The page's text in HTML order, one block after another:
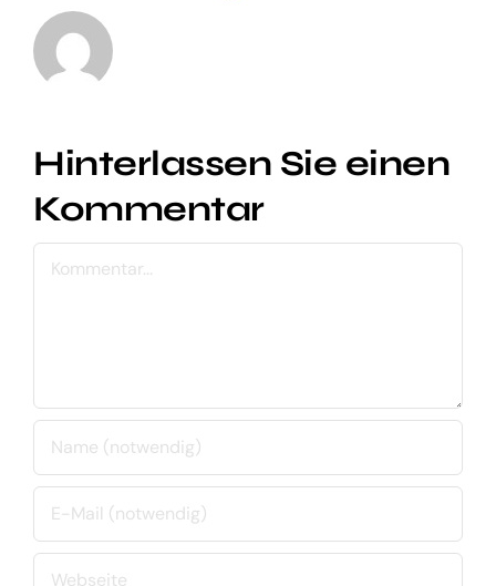
Hinterlassen Sie einen
Kommentar
Kommentar